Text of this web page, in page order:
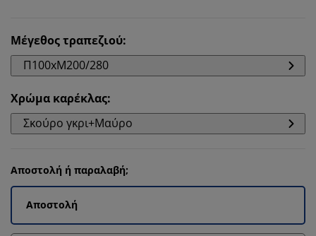
Μέγεθος τραπεζιού:
Π100xΜ200/280
Χρώμα καρέκλας:
Σκούρο γκρι+Μαύρο
Αποστολή ή παραλαβή;
Αποστολή